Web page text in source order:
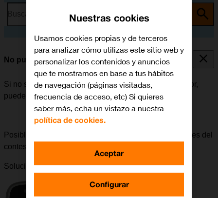
Busca por problema o tema
No puedo escuchar los mensajes del contestador
Si no se pueden escuchar los mensajes del contestador,
puede haber varias causas posibles al problema.
Posible causa 4 de 4:
Para poder escuchar los mensajes del
contestador, el contestador tiene que estar activado.
Solución:Cómo activar el contestador.
Nuestras cookies
Usamos cookies propias y de terceros
para analizar cómo utilizas este sitio web y
personalizar los contenidos y anuncios
que te mostramos en base a tus hábitos
de navegación (páginas visitadas,
frecuencia de acceso, etc) Si quieres
saber más, echa un vistazo a nuestra
política de cookies.
Configurar
Aceptar